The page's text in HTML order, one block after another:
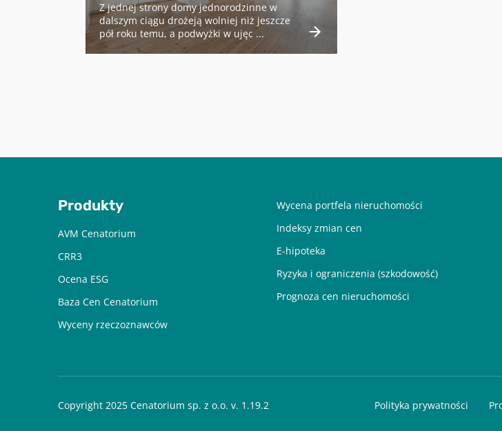
Z jednej strony domy jednorodzinne w
dalszym ciągu drożeją wolniej niż jeszcze
pół roku temu, a podwyżki w ujęc ...
Produkty
AVM Cenatorium
CRR3
Ocena ESG
Baza Cen Cenatorium
Wyceny rzeczoznawców
Wycena portfela nieruchomości
Indeksy zmian cen
E-hipoteka
Ryzyka i ograniczenia (szkodowość)
Prognoza cen nieruchomości
Copyright 2025 Cenatorium sp. z o.o. v. 1.19.2 Polityka prywatności